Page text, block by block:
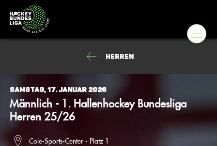
Herren
Samstag, 17. Januar 2026
Männlich - 1. Hallenhockey Bundesliga
Herren 25/26
Cole-Sports-Center - Platz 1